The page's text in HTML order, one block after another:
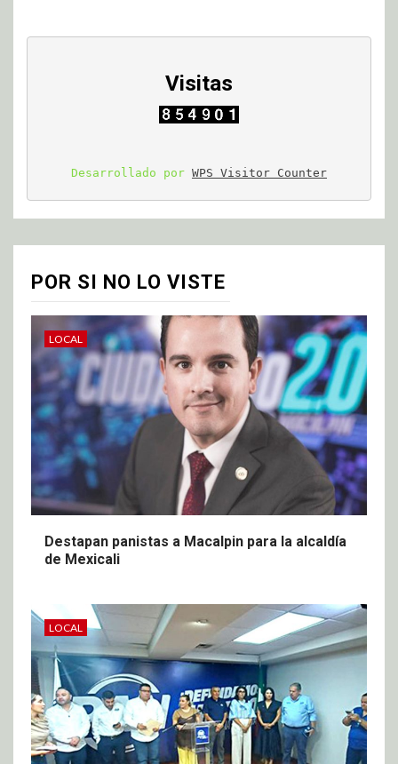
Visitas
Desarrollado por WPS Visitor Counter
POR SI NO LO VISTE
LOCAL
Destapan panistas a Macalpin para la alcaldía
de Mexicali
LOCAL